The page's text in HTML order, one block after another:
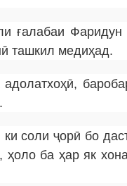
ғалабаи
ташкил медиҳад.
соли ҷорӣ бо
ба ҳар як